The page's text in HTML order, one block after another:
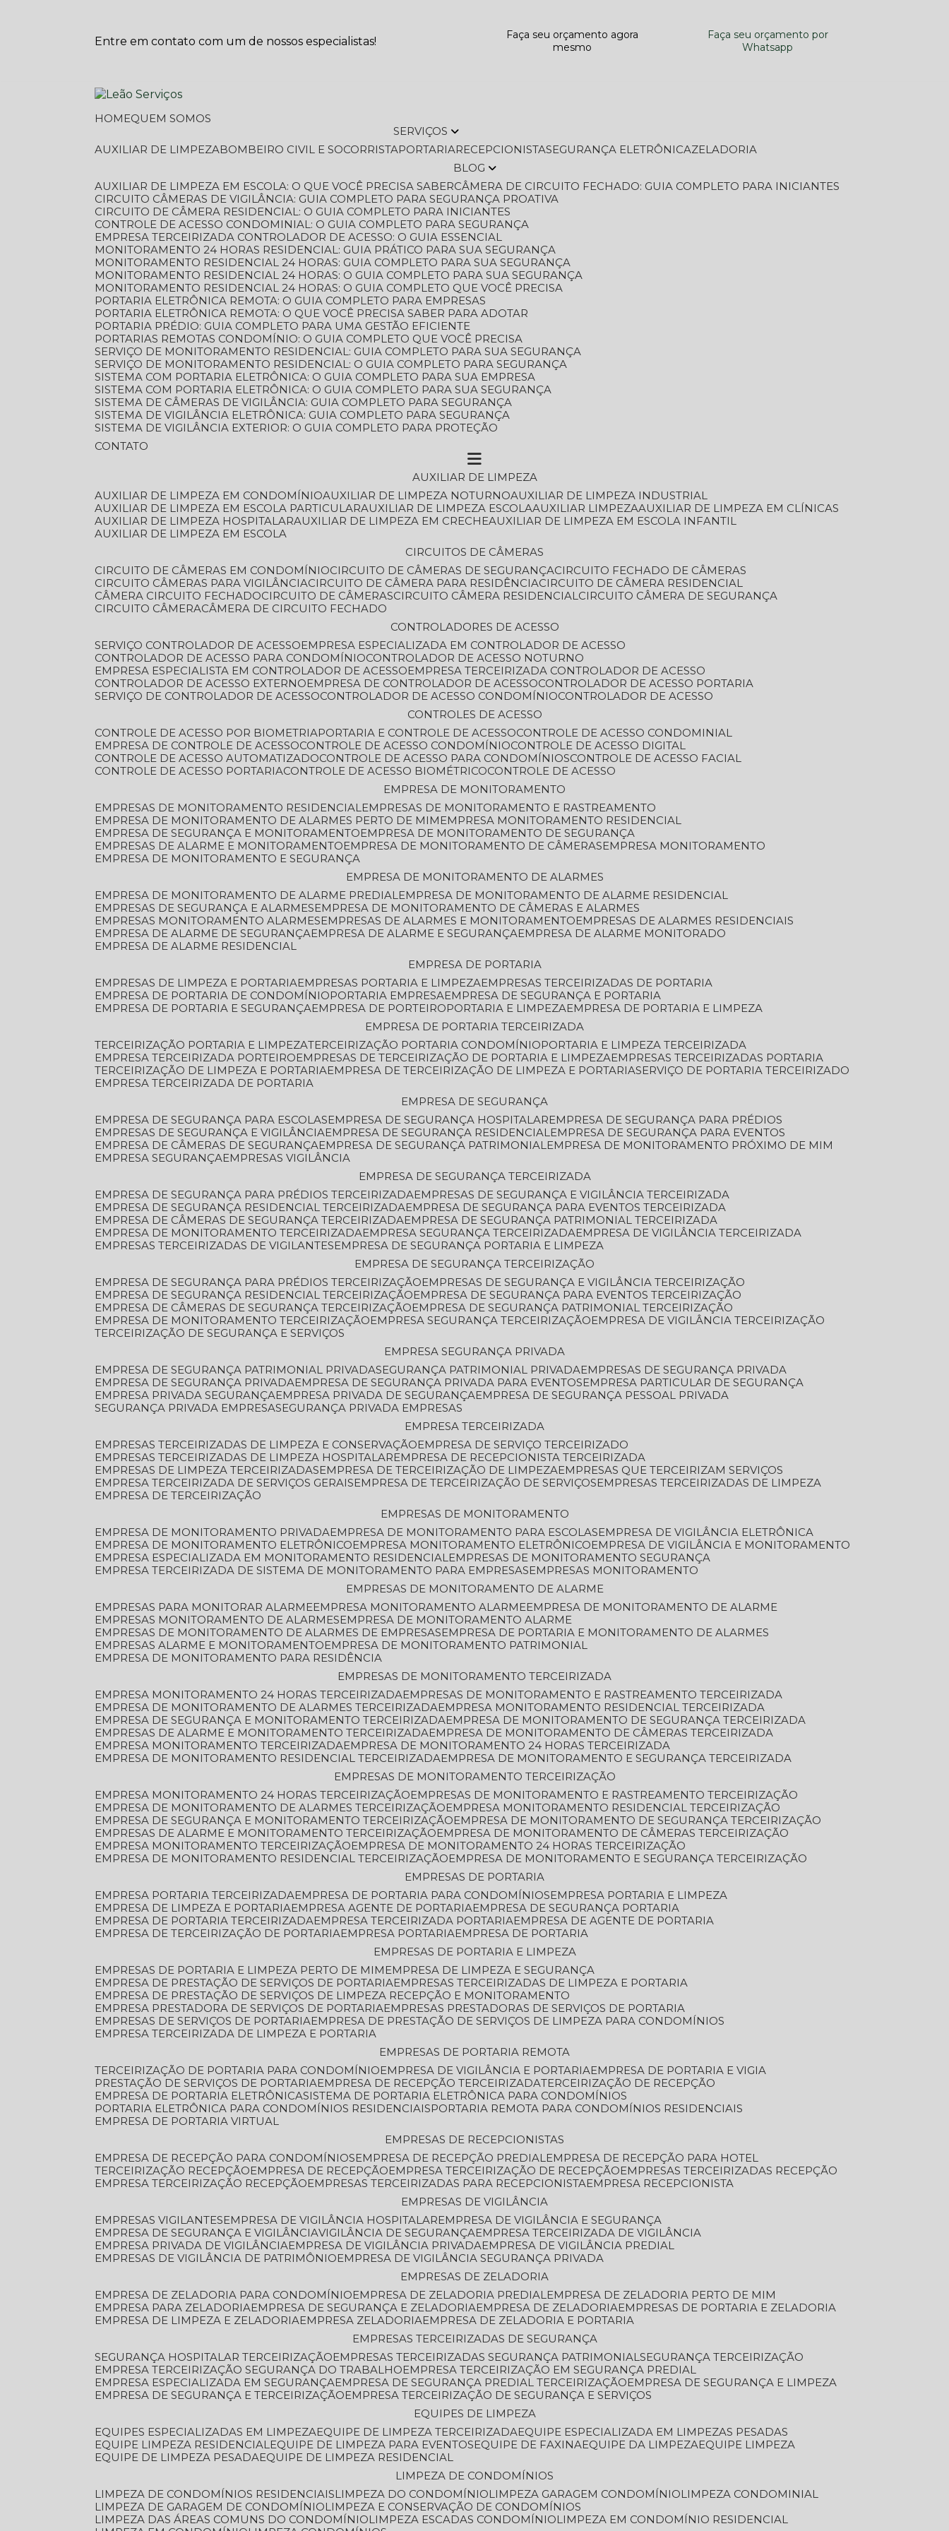
Entre em contato com um de nossos especialistas!
Faça seu orçamento agora
mesmo
Faça seu orçamento por
Whatsapp
HOME
QUEM SOMOS
SERVIÇOS
AUXILIAR DE LIMPEZA
BOMBEIRO CIVIL E SOCORRISTA PORTARIA RECEPCIONISTA SEGURANÇA ELETRÔNICA
ZELADORIA
BLOG
AUXILIAR DE LIMPEZA EM ESCOLA: O QUE VOCÊ PRECISA SABER
CÂMERA DE CIRCUITO FECHADO: GUIA COMPLETO PARA INICIANTES
CIRCUITO CÂMERAS DE VIGILÂNCIA: GUIA COMPLETO PARA SEGURANÇA PROATIVA
CIRCUITO DE CÂMERA RESIDENCIAL: O GUIA COMPLETO PARA INICIANTES
CONTROLE DE ACESSO CONDOMINIAL: O GUIA COMPLETO PARA SEGURANÇA
EMPRESA TERCEIRIZADA CONTROLADOR DE ACESSO: O GUIA ESSENCIAL
MONITORAMENTO 24 HORAS RESIDENCIAL: GUIA PRÁTICO PARA SUA SEGURANÇA
MONITORAMENTO RESIDENCIAL 24 HORAS: GUIA COMPLETO PARA SUA SEGURANÇA
MONITORAMENTO RESIDENCIAL 24 HORAS: O GUIA COMPLETO PARA SUA SEGURANÇA
MONITORAMENTO RESIDENCIAL 24 HORAS: O GUIA COMPLETO QUE VOCÊ PRECISA
PORTARIA ELETRÔNICA REMOTA: O GUIA COMPLETO PARA EMPRESAS
PORTARIA ELETRÔNICA REMOTA: O QUE VOCÊ PRECISA SABER PARA ADOTAR
PORTARIA PRÉDIO: GUIA COMPLETO PARA UMA GESTÃO EFICIENTE
PORTARIAS REMOTAS CONDOMÍNIO: O GUIA COMPLETO QUE VOCÊ PRECISA
SERVIÇO DE MONITORAMENTO RESIDENCIAL: GUIA COMPLETO PARA SUA SEGURANÇA
SERVIÇO DE MONITORAMENTO RESIDENCIAL: O GUIA COMPLETO PARA SEGURANÇA
SISTEMA COM PORTARIA ELETRÔNICA: O GUIA COMPLETO PARA SUA EMPRESA
SISTEMA COM PORTARIA ELETRÔNICA: O GUIA COMPLETO PARA SUA SEGURANÇA
SISTEMA DE CÂMERAS DE VIGILÂNCIA: GUIA COMPLETO PARA SEGURANÇA
SISTEMA DE VIGILÂNCIA ELETRÔNICA: GUIA COMPLETO PARA SEGURANÇA
SISTEMA DE VIGILÂNCIA EXTERIOR: O GUIA COMPLETO PARA PROTEÇÃO
CONTATO
AUXILIAR DE LIMPEZA
AUXILIAR DE LIMPEZA EM CONDOMÍNIO
AUXILIAR DE LIMPEZA NOTURNO
AUXILIAR DE LIMPEZA INDUSTRIAL
AUXILIAR DE LIMPEZA EM ESCOLA PARTICULAR
AUXILIAR DE LIMPEZA ESCOLA AUXILIAR LIMPEZA
AUXILIAR DE LIMPEZA EM CLÍNICAS
AUXILIAR DE LIMPEZA HOSPITALAR
AUXILIAR DE LIMPEZA EM CRECHE
AUXILIAR DE LIMPEZA EM ESCOLA INFANTIL
AUXILIAR DE LIMPEZA EM ESCOLA
CIRCUITOS DE CÂMERAS
CIRCUITO DE CÂMERAS EM CONDOMÍNIO
CIRCUITO DE CÂMERAS DE SEGURANÇA
CIRCUITO FECHADO DE CÂMERAS
CIRCUITO CÂMERAS PARA VIGILÂNCIA
CIRCUITO DE CÂMERA PARA RESIDÊNCIA
CIRCUITO DE CÂMERA RESIDENCIAL
CÂMERA CIRCUITO FECHADO
CIRCUITO DE CÂMERAS CIRCUITO CÂMERA RESIDENCIAL
CIRCUITO CÂMERA DE SEGURANÇA
CIRCUITO CÂMERA
CÂMERA DE CIRCUITO FECHADO
CONTROLADORES DE ACESSO
SERVIÇO CONTROLADOR DE ACESSO
EMPRESA ESPECIALIZADA EM CONTROLADOR DE ACESSO
CONTROLADOR DE ACESSO PARA CONDOMÍNIO
CONTROLADOR DE ACESSO NOTURNO
EMPRESA ESPECIALISTA EM CONTROLADOR DE ACESSO
EMPRESA TERCEIRIZADA CONTROLADOR DE ACESSO
CONTROLADOR DE ACESSO EXTERNO
EMPRESA DE CONTROLADOR DE ACESSO
CONTROLADOR DE ACESSO PORTARIA
SERVIÇO DE CONTROLADOR DE ACESSO
CONTROLADOR DE ACESSO CONDOMÍNIO
CONTROLADOR DE ACESSO
CONTROLES DE ACESSO
CONTROLE DE ACESSO POR BIOMETRIA
PORTARIA E CONTROLE DE ACESSO
CONTROLE DE ACESSO CONDOMINIAL
EMPRESA DE CONTROLE DE ACESSO
CONTROLE DE ACESSO CONDOMÍNIO
CONTROLE DE ACESSO DIGITAL
CONTROLE DE ACESSO AUTOMATIZADO
CONTROLE DE ACESSO PARA CONDOMÍNIOS
CONTROLE DE ACESSO FACIAL
CONTROLE DE ACESSO PORTARIA CONTROLE DE ACESSO BIOMÉTRICO
CONTROLE DE ACESSO
EMPRESA DE MONITORAMENTO
EMPRESAS DE MONITORAMENTO RESIDENCIAL
EMPRESAS DE MONITORAMENTO E RASTREAMENTO
EMPRESA DE MONITORAMENTO DE ALARMES PERTO DE MIM
EMPRESA MONITORAMENTO RESIDENCIAL
EMPRESA DE SEGURANÇA E MONITORAMENTO
EMPRESA DE MONITORAMENTO DE SEGURANÇA
EMPRESAS DE ALARME E MONITORAMENTO
EMPRESA DE MONITORAMENTO DE CÂMERAS
EMPRESA MONITORAMENTO
EMPRESA DE MONITORAMENTO E SEGURANÇA
EMPRESA DE MONITORAMENTO DE ALARMES
EMPRESA DE MONITORAMENTO DE ALARME PREDIAL
EMPRESA DE MONITORAMENTO DE ALARME RESIDENCIAL
EMPRESAS DE SEGURANÇA E ALARMES
EMPRESA DE MONITORAMENTO DE CÂMERAS E ALARMES
EMPRESAS MONITORAMENTO ALARMES
EMPRESAS DE ALARMES E MONITORAMENTO
EMPRESAS DE ALARMES RESIDENCIAIS
EMPRESA DE ALARME DE SEGURANÇA
EMPRESA DE ALARME E SEGURANÇA
EMPRESA DE ALARME MONITORADO
EMPRESA DE ALARME RESIDENCIAL
EMPRESA DE PORTARIA
EMPRESAS DE LIMPEZA E PORTARIA
EMPRESAS PORTARIA E LIMPEZA
EMPRESAS TERCEIRIZADAS DE PORTARIA
EMPRESA DE PORTARIA DE CONDOMÍNIO
PORTARIA EMPRESA
EMPRESA DE SEGURANÇA E PORTARIA
EMPRESA DE PORTARIA E SEGURANÇA
EMPRESA DE PORTEIRO PORTARIA E LIMPEZA
EMPRESA DE PORTARIA E LIMPEZA
EMPRESA DE PORTARIA TERCEIRIZADA
TERCEIRIZAÇÃO PORTARIA E LIMPEZA TERCEIRIZAÇÃO PORTARIA CONDOMÍNIO
PORTARIA E LIMPEZA TERCEIRIZADA
EMPRESA TERCEIRIZADA PORTEIRO
EMPRESAS DE TERCEIRIZAÇÃO DE PORTARIA E LIMPEZA
EMPRESAS TERCEIRIZADAS PORTARIA
TERCEIRIZAÇÃO DE LIMPEZA E PORTARIA
EMPRESA DE TERCEIRIZAÇÃO DE LIMPEZA E PORTARIA SERVIÇO DE PORTARIA TERCEIRIZADO
EMPRESA TERCEIRIZADA DE PORTARIA
EMPRESA DE SEGURANÇA
EMPRESA DE SEGURANÇA PARA ESCOLAS
EMPRESA DE SEGURANÇA HOSPITALAR
EMPRESA DE SEGURANÇA PARA PRÉDIOS
EMPRESAS DE SEGURANÇA E VIGILÂNCIA
EMPRESA DE SEGURANÇA RESIDENCIAL
EMPRESA DE SEGURANÇA PARA EVENTOS
EMPRESA DE CÂMERAS DE SEGURANÇA
EMPRESA DE SEGURANÇA PATRIMONIAL
EMPRESA DE MONITORAMENTO PRÓXIMO DE MIM
EMPRESA SEGURANÇA
EMPRESAS VIGILÂNCIA
EMPRESA DE SEGURANÇA TERCEIRIZADA
EMPRESA DE SEGURANÇA PARA PRÉDIOS TERCEIRIZADA
EMPRESAS DE SEGURANÇA E VIGILÂNCIA TERCEIRIZADA
EMPRESA DE SEGURANÇA RESIDENCIAL TERCEIRIZADA
EMPRESA DE SEGURANÇA PARA EVENTOS TERCEIRIZADA
EMPRESA DE CÂMERAS DE SEGURANÇA TERCEIRIZADA
EMPRESA DE SEGURANÇA PATRIMONIAL TERCEIRIZADA
EMPRESA DE MONITORAMENTO TERCEIRIZADA
EMPRESA SEGURANÇA TERCEIRIZADA
EMPRESA DE VIGILÂNCIA TERCEIRIZADA
EMPRESAS TERCEIRIZADAS DE VIGILANTES
EMPRESA DE SEGURANÇA PORTARIA E LIMPEZA
EMPRESA DE SEGURANÇA TERCEIRIZAÇÃO
EMPRESA DE SEGURANÇA PARA PRÉDIOS TERCEIRIZAÇÃO
EMPRESAS DE SEGURANÇA E VIGILÂNCIA TERCEIRIZAÇÃO
EMPRESA DE SEGURANÇA RESIDENCIAL TERCEIRIZAÇÃO
EMPRESA DE SEGURANÇA PARA EVENTOS TERCEIRIZAÇÃO
EMPRESA DE CÂMERAS DE SEGURANÇA TERCEIRIZAÇÃO
EMPRESA DE SEGURANÇA PATRIMONIAL TERCEIRIZAÇÃO
EMPRESA DE MONITORAMENTO TERCEIRIZAÇÃO
EMPRESA SEGURANÇA TERCEIRIZAÇÃO
EMPRESA DE VIGILÂNCIA TERCEIRIZAÇÃO
TERCEIRIZAÇÃO DE SEGURANÇA E SERVIÇOS
EMPRESA SEGURANÇA PRIVADA
EMPRESA DE SEGURANÇA PATRIMONIAL PRIVADA SEGURANÇA PATRIMONIAL PRIVADA
EMPRESAS DE SEGURANÇA PRIVADA
EMPRESA DE SEGURANÇA PRIVADA
EMPRESA DE SEGURANÇA PRIVADA PARA EVENTOS
EMPRESA PARTICULAR DE SEGURANÇA
EMPRESA PRIVADA SEGURANÇA
EMPRESA PRIVADA DE SEGURANÇA
EMPRESA DE SEGURANÇA PESSOAL PRIVADA
SEGURANÇA PRIVADA EMPRESA SEGURANÇA PRIVADA EMPRESAS
EMPRESA TERCEIRIZADA
EMPRESAS TERCEIRIZADAS DE LIMPEZA E CONSERVAÇÃO
EMPRESA DE SERVIÇO TERCEIRIZADO
EMPRESAS TERCEIRIZADAS DE LIMPEZA HOSPITALAR
EMPRESA DE RECEPCIONISTA TERCEIRIZADA
EMPRESAS DE LIMPEZA TERCEIRIZADAS
EMPRESA DE TERCEIRIZAÇÃO DE LIMPEZA
EMPRESAS QUE TERCEIRIZAM SERVIÇOS
EMPRESA TERCEIRIZADA DE SERVIÇOS GERAIS
EMPRESA DE TERCEIRIZAÇÃO DE SERVIÇOS
EMPRESAS TERCEIRIZADAS DE LIMPEZA
EMPRESA DE TERCEIRIZAÇÃO
EMPRESAS DE MONITORAMENTO
EMPRESA DE MONITORAMENTO PRIVADA
EMPRESA DE MONITORAMENTO PARA ESCOLAS
EMPRESA DE VIGILÂNCIA ELETRÔNICA
EMPRESA DE MONITORAMENTO ELETRÔNICO
EMPRESA MONITORAMENTO ELETRÔNICO
EMPRESA DE VIGILÂNCIA E MONITORAMENTO
EMPRESA ESPECIALIZADA EM MONITORAMENTO RESIDENCIAL
EMPRESAS DE MONITORAMENTO SEGURANÇA
EMPRESA TERCEIRIZADA DE SISTEMA DE MONITORAMENTO PARA EMPRESAS
EMPRESAS MONITORAMENTO
EMPRESAS DE MONITORAMENTO DE ALARME
EMPRESAS PARA MONITORAR ALARME
EMPRESA MONITORAMENTO ALARME
EMPRESA DE MONITORAMENTO DE ALARME
EMPRESAS MONITORAMENTO DE ALARMES
EMPRESA DE MONITORAMENTO ALARME
EMPRESAS DE MONITORAMENTO DE ALARMES DE EMPRESAS
EMPRESA DE PORTARIA E MONITORAMENTO DE ALARMES
EMPRESAS ALARME E MONITORAMENTO
EMPRESA DE MONITORAMENTO PATRIMONIAL
EMPRESA DE MONITORAMENTO PARA RESIDÊNCIA
EMPRESAS DE MONITORAMENTO TERCEIRIZADA
EMPRESA MONITORAMENTO 24 HORAS TERCEIRIZADA
EMPRESAS DE MONITORAMENTO E RASTREAMENTO TERCEIRIZADA
EMPRESA DE MONITORAMENTO DE ALARMES TERCEIRIZADA
EMPRESA MONITORAMENTO RESIDENCIAL TERCEIRIZADA
EMPRESA DE SEGURANÇA E MONITORAMENTO TERCEIRIZADA
EMPRESA DE MONITORAMENTO DE SEGURANÇA TERCEIRIZADA
EMPRESAS DE ALARME E MONITORAMENTO TERCEIRIZADA
EMPRESA DE MONITORAMENTO DE CÂMERAS TERCEIRIZADA
EMPRESA MONITORAMENTO TERCEIRIZADA
EMPRESA DE MONITORAMENTO 24 HORAS TERCEIRIZADA
EMPRESA DE MONITORAMENTO RESIDENCIAL TERCEIRIZADA
EMPRESA DE MONITORAMENTO E SEGURANÇA TERCEIRIZADA
EMPRESAS DE MONITORAMENTO TERCEIRIZAÇÃO
EMPRESA MONITORAMENTO 24 HORAS TERCEIRIZAÇÃO
EMPRESAS DE MONITORAMENTO E RASTREAMENTO TERCEIRIZAÇÃO
EMPRESA DE MONITORAMENTO DE ALARMES TERCEIRIZAÇÃO
EMPRESA MONITORAMENTO RESIDENCIAL TERCEIRIZAÇÃO
EMPRESA DE SEGURANÇA E MONITORAMENTO TERCEIRIZAÇÃO
EMPRESA DE MONITORAMENTO DE SEGURANÇA TERCEIRIZAÇÃO
EMPRESAS DE ALARME E MONITORAMENTO TERCEIRIZAÇÃO
EMPRESA DE MONITORAMENTO DE CÂMERAS TERCEIRIZAÇÃO
EMPRESA MONITORAMENTO TERCEIRIZAÇÃO
EMPRESA DE MONITORAMENTO 24 HORAS TERCEIRIZAÇÃO
EMPRESA DE MONITORAMENTO RESIDENCIAL TERCEIRIZAÇÃO
EMPRESA DE MONITORAMENTO E SEGURANÇA TERCEIRIZAÇÃO
EMPRESAS DE PORTARIA
EMPRESA PORTARIA TERCEIRIZADA
EMPRESA DE PORTARIA PARA CONDOMÍNIOS
EMPRESA PORTARIA E LIMPEZA
EMPRESA DE LIMPEZA E PORTARIA
EMPRESA AGENTE DE PORTARIA
EMPRESA DE SEGURANÇA PORTARIA
EMPRESA DE PORTARIA TERCEIRIZADA
EMPRESA TERCEIRIZADA PORTARIA
EMPRESA DE AGENTE DE PORTARIA
EMPRESA DE TERCEIRIZAÇÃO DE PORTARIA
EMPRESA PORTARIA
EMPRESA DE PORTARIA
EMPRESAS DE PORTARIA E LIMPEZA
EMPRESAS DE PORTARIA E LIMPEZA PERTO DE MIM
EMPRESA DE LIMPEZA E SEGURANÇA
EMPRESA DE PRESTAÇÃO DE SERVIÇOS DE PORTARIA
EMPRESAS TERCEIRIZADAS DE LIMPEZA E PORTARIA
EMPRESA DE PRESTAÇÃO DE SERVIÇOS DE LIMPEZA RECEPÇÃO E MONITORAMENTO
EMPRESA PRESTADORA DE SERVIÇOS DE PORTARIA
EMPRESAS PRESTADORAS DE SERVIÇOS DE PORTARIA
EMPRESAS DE SERVIÇOS DE PORTARIA
EMPRESA DE PRESTAÇÃO DE SERVIÇOS DE LIMPEZA PARA CONDOMÍNIOS
EMPRESA TERCEIRIZADA DE LIMPEZA E PORTARIA
EMPRESAS DE PORTARIA REMOTA
TERCEIRIZAÇÃO DE PORTARIA PARA CONDOMÍNIO
EMPRESA DE VIGILÂNCIA E PORTARIA
EMPRESA DE PORTARIA E VIGIA
PRESTAÇÃO DE SERVIÇOS DE PORTARIA
EMPRESA DE RECEPÇÃO TERCEIRIZADA TERCEIRIZAÇÃO DE RECEPÇÃO
EMPRESA DE PORTARIA ELETRÔNICA SISTEMA DE PORTARIA ELETRÔNICA PARA CONDOMÍNIOS
PORTARIA ELETRÔNICA PARA CONDOMÍNIOS RESIDENCIAIS
PORTARIA REMOTA PARA CONDOMÍNIOS RESIDENCIAIS
EMPRESA DE PORTARIA VIRTUAL
EMPRESAS DE RECEPCIONISTAS
EMPRESA DE RECEPÇÃO PARA CONDOMÍNIOS
EMPRESA DE RECEPÇÃO PREDIAL
EMPRESA DE RECEPÇÃO PARA HOTEL
TERCEIRIZAÇÃO RECEPÇÃO
EMPRESA DE RECEPÇÃO EMPRESA TERCEIRIZAÇÃO DE RECEPÇÃO
EMPRESAS TERCEIRIZADAS RECEPÇÃO
EMPRESA TERCEIRIZAÇÃO RECEPÇÃO
EMPRESAS TERCEIRIZADAS PARA RECEPCIONISTA
EMPRESA RECEPCIONISTA
EMPRESAS DE VIGILÂNCIA
EMPRESAS VIGILANTES
EMPRESA DE VIGILÂNCIA HOSPITALAR
EMPRESA DE VIGILÂNCIA E SEGURANÇA
EMPRESA DE SEGURANÇA E VIGILÂNCIA VIGILÂNCIA DE SEGURANÇA
EMPRESA TERCEIRIZADA DE VIGILÂNCIA
EMPRESA PRIVADA DE VIGILÂNCIA
EMPRESA DE VIGILÂNCIA PRIVADA
EMPRESA DE VIGILÂNCIA PREDIAL
EMPRESAS DE VIGILÂNCIA DE PATRIMÔNIO
EMPRESA DE VIGILÂNCIA SEGURANÇA PRIVADA
EMPRESAS DE ZELADORIA
EMPRESA DE ZELADORIA PARA CONDOMÍNIO
EMPRESA DE ZELADORIA PREDIAL
EMPRESA DE ZELADORIA PERTO DE MIM
EMPRESA PARA ZELADORIA
EMPRESA DE SEGURANÇA E ZELADORIA EMPRESA DE ZELADORIA
EMPRESAS DE PORTARIA E ZELADORIA
EMPRESA DE LIMPEZA E ZELADORIA
EMPRESA ZELADORIA
EMPRESA DE ZELADORIA E PORTARIA
EMPRESAS TERCEIRIZADAS DE SEGURANÇA
SEGURANÇA HOSPITALAR TERCEIRIZAÇÃO
EMPRESAS TERCEIRIZADAS SEGURANÇA PATRIMONIAL SEGURANÇA TERCEIRIZAÇÃO
EMPRESA TERCEIRIZAÇÃO SEGURANÇA DO TRABALHO
EMPRESA TERCEIRIZAÇÃO EM SEGURANÇA PREDIAL
EMPRESA ESPECIALIZADA EM SEGURANÇA
EMPRESA DE SEGURANÇA PREDIAL TERCEIRIZAÇÃO
EMPRESA DE SEGURANÇA E LIMPEZA
EMPRESA DE SEGURANÇA E TERCEIRIZAÇÃO
EMPRESA TERCEIRIZAÇÃO DE SEGURANÇA E SERVIÇOS
EQUIPES DE LIMPEZA
EQUIPES ESPECIALIZADAS EM LIMPEZA EQUIPE DE LIMPEZA TERCEIRIZADA EQUIPE ESPECIALIZADA EM LIMPEZAS PESADAS
EQUIPE LIMPEZA RESIDENCIAL EQUIPE DE LIMPEZA PARA EVENTOS EQUIPE DE FAXINA EQUIPE DA LIMPEZA EQUIPE LIMPEZA
EQUIPE DE LIMPEZA PESADA EQUIPE DE LIMPEZA RESIDENCIAL
LIMPEZA DE CONDOMÍNIOS
LIMPEZA DE CONDOMÍNIOS RESIDENCIAIS
LIMPEZA DO CONDOMÍNIO LIMPEZA GARAGEM CONDOMÍNIO
LIMPEZA CONDOMINIAL
LIMPEZA DE GARAGEM DE CONDOMÍNIO
LIMPEZA E CONSERVAÇÃO DE CONDOMÍNIOS
LIMPEZA DAS ÁREAS COMUNS DO CONDOMÍNIO
LIMPEZA ESCADAS CONDOMÍNIO
LIMPEZA EM CONDOMÍNIO RESIDENCIAL